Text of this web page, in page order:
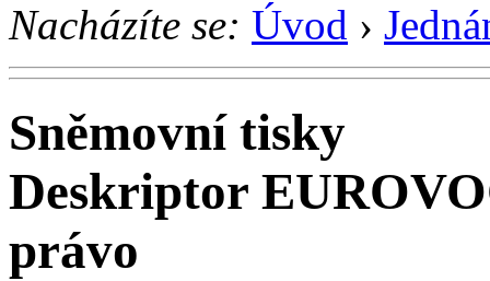
Nacházíte se: Úvod ›
Sněmovní tisky
Deskriptor
právo